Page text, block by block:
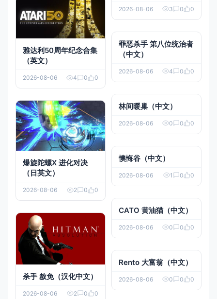
雅达利50周年纪念合集
（英文）
2026-08-06 4 0 0
爆旋陀螺X 进化对决
（日英文）
2026-08-06 2 0 0
杀手 赦免（汉化中文）
2026-08-06 2 0 0
2026-08-06 3 0 0
罪恶杀手 第八位统治者
（中文）
2026-08-06 4 0 0
林间暖巢（中文）
2026-08-06 0 0 0
懊悔谷（中文）
2026-08-06 1 0 0
CATO 黄油猫（中文）
2026-08-06 0 0 0
Rento 大富翁（中文）
2026-08-06 0 0 0